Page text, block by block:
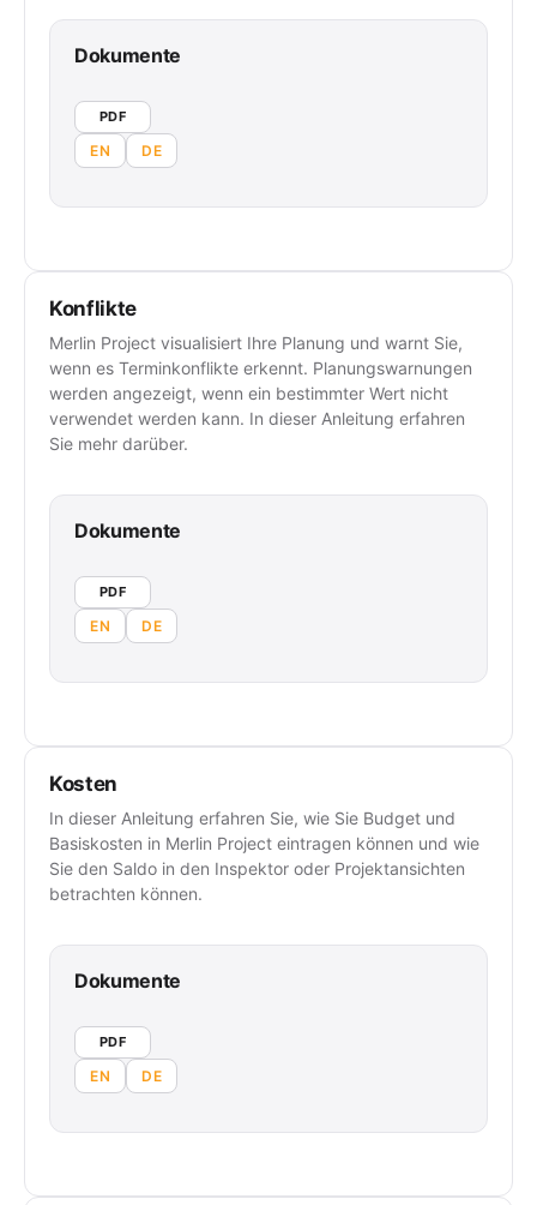
Dokumente
PDF
EN DE
Konflikte
Merlin Project visualisiert Ihre Planung und warnt Sie,
wenn es Terminkonflikte erkennt. Planungswarnungen
werden angezeigt, wenn ein bestimmter Wert nicht
verwendet werden kann. In dieser Anleitung erfahren
Sie mehr darüber.
Dokumente
PDF
EN DE
Kosten
In dieser Anleitung erfahren Sie, wie Sie Budget und
Basiskosten in Merlin Project eintragen können und wie
Sie den Saldo in den Inspektor oder Projektansichten
betrachten können.
Dokumente
PDF
EN DE